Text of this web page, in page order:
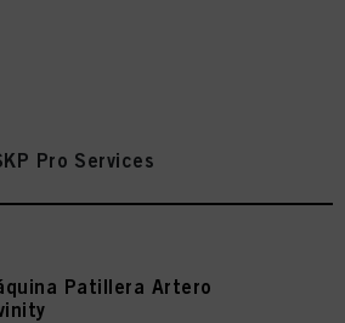
Pro Services
Patillera Artero